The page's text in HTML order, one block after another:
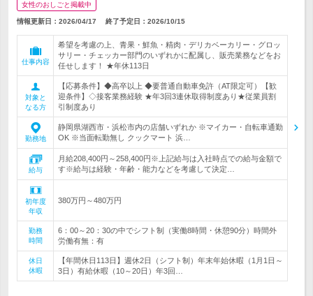
女性のおしごと掲載中
情報更新日：2026/04/17 終了予定日： 2026/10/15
仕事内容
希望を考慮の上、青果・鮮魚・精肉・デリカベーカリー・グロッ
サリー・チェッカー部門のいずれかに配属し、販売業務などをお
任せします！ ★年休113日
対象と
なる方
【応募条件】◆高卒以上 ◆要普通自動車免許（AT限定可）【歓
迎条件】◇接客業務経験 ★年3回3連休取得制度あり★従業員割
引制度あり
勤務地
静岡県湖西市・浜松市内の店舗いずれか ※マイカー・自転車通勤
OK ※当面転勤無し クックマート 浜…
給与
月給208,400円～258,400円※上記給与は入社時点での給与金額で
す※給与は経験・年齢・能力などを考慮して決定…
初年度
年収
380万円～480万円
勤務
時間
6：00～20：30の中でシフト制（実働8時間・休憩90分）時間外
労働有無：有
休日
休暇
【年間休日113日】週休2日（シフト制）年末年始休暇（1月1日～
3日）有給休暇（10～20日）年3回…